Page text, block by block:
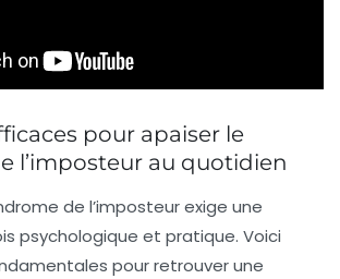
pour apaiser le
l’imposteur au quotidien
de l’imposteur exige une
psychologique et pratique. Voici
pour retrouver une